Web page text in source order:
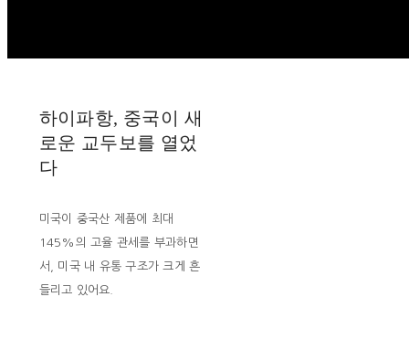
하이파항, 중국이 새
로운 교두보를 열었
다
미국이 중국산 제품에 최대
145%의 고율 관세를 부과하면
서, 미국 내 유통 구조가 크게 흔
들리고 있어요.